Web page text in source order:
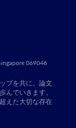
069046
プを共に。論文
んでいきます。
えた大切な存在